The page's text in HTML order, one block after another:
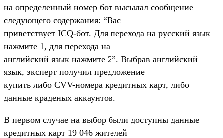
на определенный номер бот высылал сообщение
следующего содержания: “Вас
приветствует ICQ-бот. Для перехода на русский язык
нажмите 1, для перехода на
английский язык нажмите 2”. Выбрав английский
язык, эксперт получил предложение
купить либо CVV-номера кредитных карт, либо
данные краденых аккаунтов.
В первом случае на выбор были доступны данные
кредитных карт 19 046 жителей